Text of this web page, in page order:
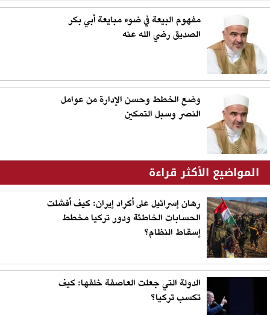
مفهوم البيعة في ضوء مبايعة أبي بكر
الصديق رضي الله عنه
وضع الخطط وحسن الإدارة من عوامل
النصر وسبل التمكين
المواضيع الأكثر قراءة
رهان إسرائيل على أكراد إيران: كيف أفشلت
الحسابات الخاطئة ودور تركيا مخطط
إسقاط النظام؟
الدولة التي جعلت العاصفة خلفها: كيف
تكسب تركيا؟